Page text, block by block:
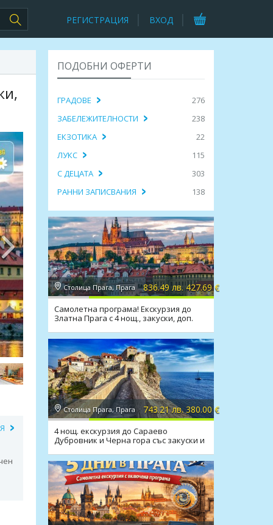
РЕГИСТРАЦИЯ ВХОД
ПОДОБНИ ОФЕРТИ
ГРАДОВЕ
276
ЗАБЕЛЕЖИТЕЛНОСТИ
238
ЕКЗОТИКА
22
ЛУКС
115
С ДЕЦАТА
303
РАННИ ЗАПИСВАНИЯ
138
Столица Прага, Прага 836.49 лв. 427.69 €
Самолетна програма! Екскурзия до
Златна Прага с 4 нощ., закуски, доп.
Столица Прага, Прага 743.21 лв. 380.00 €
4 нощ. екскурзия до Сараево
Дубровник и Черна гора със закуски и